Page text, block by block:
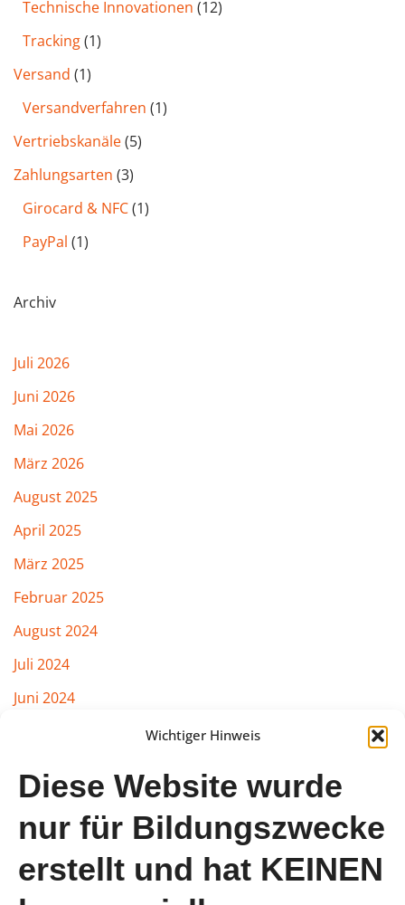
Wichtiger Hinweis
Diese Website wurde
nur für Bildungszwecke
erstellt und hat KEINEN
Technische Innovationen (12)
Tracking(1)
Versand (1)
Versandverfahren (1)
Vertriebskanäle(5)
Zahlungsarten (3)
Girocard & NFC(1)
PayPal (1)
Archiv
Juli 2026
Juni 2026
Mai 2026
März 2026
August 2025
April 2025
März 2025
Februar 2025
August 2024
Juli 2024
Juni 2024
Januar 2024
August 2023
Juli 2023
Juni 2023